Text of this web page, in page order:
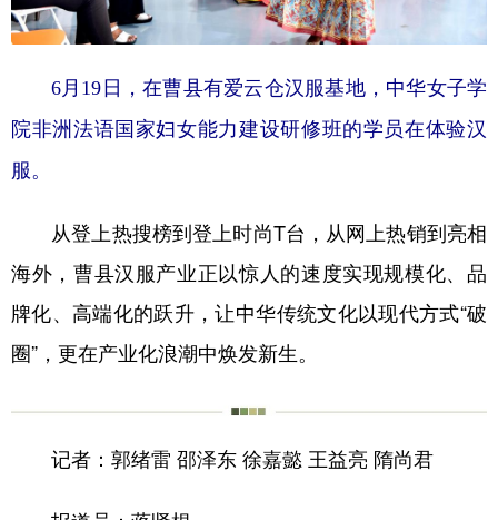
6月19日，在曹县有爱云仓汉服基地，中华女子学
院非洲法语国家妇女能力建设研修班的学员在体验汉
服。
从登上热搜榜到登上时尚T台，从网上热销到亮相
海外，曹县汉服产业正以惊人的速度实现规模化、品
牌化、高端化的跃升，让中华传统文化以现代方式“破
圈”，更在产业化浪潮中焕发新生。
记者：郭绪雷 邵泽东 徐嘉懿 王益亮 隋尚君